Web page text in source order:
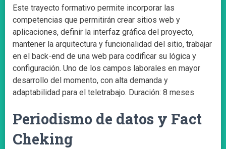
Este trayecto formativo permite incorporar las
competencias que permitirán crear sitios web y
aplicaciones, definir la interfaz gráfica del proyecto,
mantener la arquitectura y funcionalidad del sitio, trabajar
en el back-end de una web para codificar su lógica y
configuración. Uno de los campos laborales en mayor
desarrollo del momento, con alta demanda y
adaptabilidad para el teletrabajo. Duración: 8 meses
Periodismo de datos y Fact
Cheking